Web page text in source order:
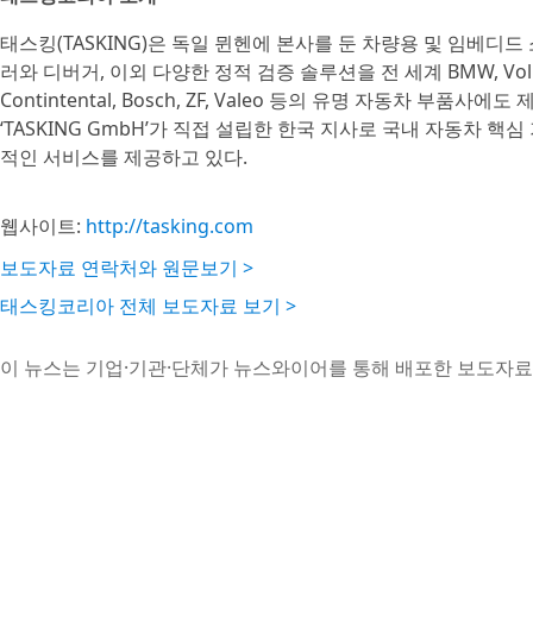
태스킹(TASKING)은 독일 뮌헨에 본사를 둔 차량용 및 임베디
러와 디버거, 이외 다양한 정적 검증 솔루션을 전 세계 BMW,
Contintental, Bosch, ZF, Valeo 등의 유명 자동차 부품사에도
‘TASKING GmbH’가 직접 설립한 한국 지사로 국내 자동차 핵
적인 서비스를 제공하고 있다.
웹사이트: http://tasking.com
보도자료 연락처와 원문보기 >
태스킹코리아 전체 보도자료 보기 >
이 뉴스는 기업·기관·단체가 뉴스와이어를 통해 배포한 보도자